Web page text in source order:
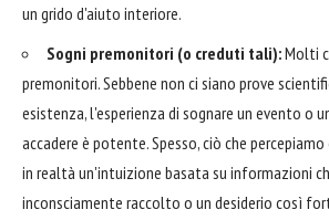
un grido d'aiuto interiore.
Sogni premonitori (o creduti tali):Molti
premonitori. Sebbene non ci siano prove
esistenza, l'esperienza di sognare un evento o
accadere è potente. Spesso, ciò che
in realtà un'intuizione basata su informazioni
inconsciamente raccolto o un desiderio così